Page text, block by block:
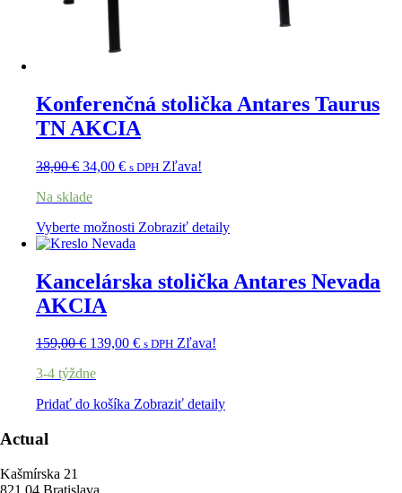
Konferenčná stolička Antares Taurus
TN AKCIA
38,00€ 34,00 € s DPH Zľava!
Na sklade
Vyberte možnosti Zobraziť detaily
Kancelárska stolička Antares Nevada
AKCIA
159,00€ 139,00 € s DPH Zľava!
3-4 týždne
Pridať do košíka Zobraziť detaily
Actual
Kašmírska 21
821 04 Bratislava